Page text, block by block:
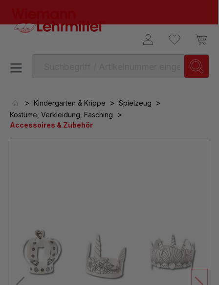
> Kindergarten & Krippe > Spielzeug >
Kostüme, Verkleidung, Fasching >
Accessoires & Zubehör